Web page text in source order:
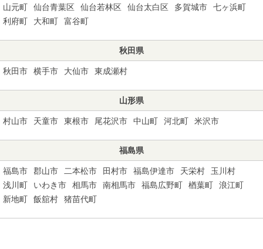
山元町
仙台青葉区 仙台若林区 仙台太白区 多賀城市
七ヶ浜町
利府町
大和町 富谷町
秋田県
秋田市 横手市 大仙市 東成瀬村
山形県
村山市 天童市 東根市 尾花沢市 中山町 河北町 米沢市
福島県
福島市 郡山市 二本松市 田村市 福島伊達市 天栄村
玉川村
浅川町
いわき市 相馬市 南相馬市 福島広野町 楢葉町
浪江町
新地町
飯舘村 猪苗代町